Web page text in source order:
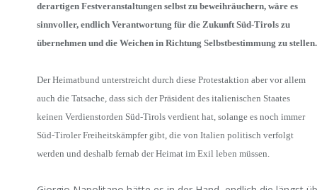
derartigen Festveranstaltungen selbst zu beweihräuchern, wäre es
sinnvoller, endlich Verantwortung für die Zukunft Süd-Tirols zu
übernehmen und die Weichen in Richtung Selbstbestimmung zu stellen.
Der Heimatbund unterstreicht durch diese Protestaktion aber vor allem
auch die Tatsache, dass sich der Präsident des italienischen Staates
keinen Verdienstorden Süd-Tirols verdient hat, solange es noch immer
Süd-Tiroler Freiheitskämpfer gibt, die von Italien politisch verfolgt
werden und deshalb fernab der Heimat im Exil leben müssen.